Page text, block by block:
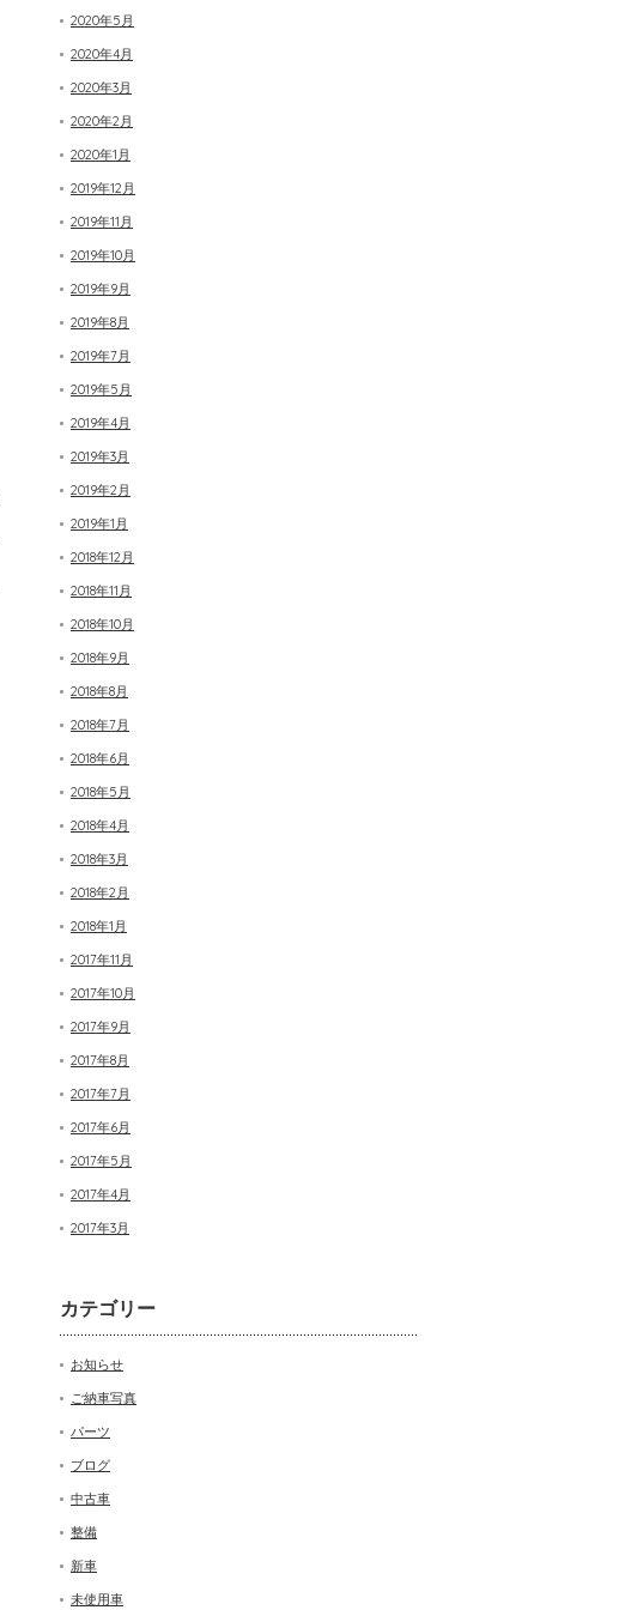
2020年5月
2020年4月
2020年3月
2020年2月
2020年1月
2019年12月
2019年11月
2019年10月
2019年9月
2019年8月
2019年7月
2019年5月
2019年4月
2019年3月
2019年2月
2019年1月
2018年12月
2018年11月
2018年10月
2018年9月
2018年8月
2018年7月
2018年6月
2018年5月
2018年4月
2018年3月
2018年2月
2018年1月
2017年11月
2017年10月
2017年9月
2017年8月
2017年7月
2017年6月
2017年5月
2017年4月
2017年3月
カテゴリー
お知らせ
ご納車写真
パーツ
ブログ
中古車
整備
新車
未使用車